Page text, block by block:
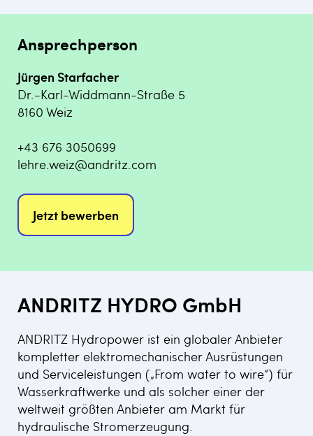
Ansprechperson
Jürgen Starfacher
Dr.-Karl-Widdmann-Straße 5
8160 Weiz
+43 676 3050699
lehre.weiz@andritz.com
Jetzt bewerben
ANDRITZ HYDRO GmbH
ANDRITZ Hydropower ist ein globaler Anbieter
kompletter elektromechanischer Ausrüstungen
und Serviceleistungen („From water to wire“) für
Wasserkraftwerke und als solcher einer der
weltweit größten Anbieter am Markt für
hydraulische Stromerzeugung.